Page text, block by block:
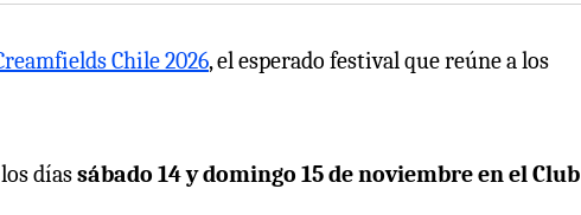
Chile 2026, el esperado festival que reúne a los
díassábado 14 y domingo 15 de noviembre en el Club